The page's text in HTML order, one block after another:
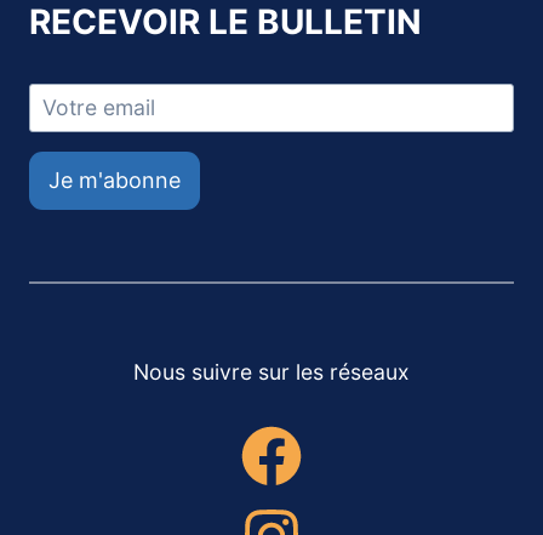
RECEVOIR LE BULLETIN
Je m'abonne
Nous suivre sur les réseaux